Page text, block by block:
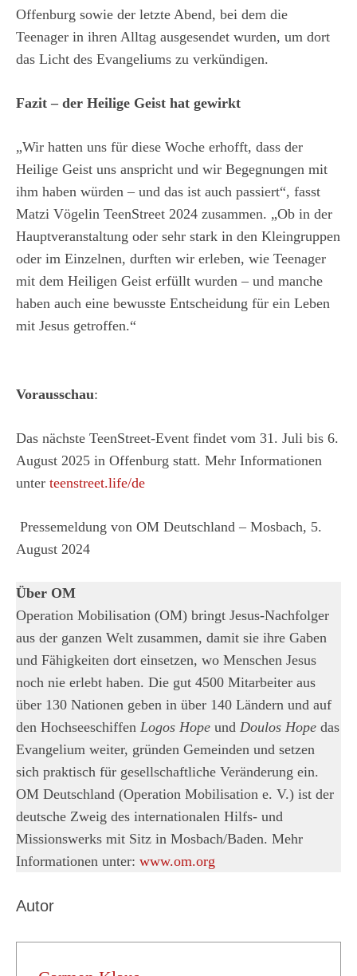
Offenburg sowie der letzte Abend, bei dem die
Teenager in ihren Alltag ausgesendet wurden, um dort
das Licht des Evangeliums zu verkündigen.
Fazit – der Heilige Geist hat gewirkt
„Wir hatten uns für diese Woche erhofft, dass der
Heilige Geist uns anspricht und wir Begegnungen mit
ihm haben würden – und das ist auch passiert“, fasst
Matzi Vögelin TeenStreet 2024 zusammen. „Ob in der
Hauptveranstaltung oder sehr stark in den Kleingruppen
oder im Einzelnen, durften wir erleben, wie Teenager
mit dem Heiligen Geist erfüllt wurden – und manche
haben auch eine bewusste Entscheidung für ein Leben
mit Jesus getroffen.“
Vorausschau:
Das nächste TeenStreet-Event findet vom 31. Juli bis 6.
August 2025 in Offenburg statt. Mehr Informationen
unter teenstreet.life/de
Pressemeldung von OM Deutschland – Mosbach, 5.
August 2024
Über OM
Operation Mobilisation (OM) bringt Jesus-Nachfolger
aus der ganzen Welt zusammen, damit sie ihre Gaben
und Fähigkeiten dort einsetzen, wo Menschen Jesus
noch nie erlebt haben. Die gut 4500 Mitarbeiter aus
über 130 Nationen geben in über 140 Ländern und auf
den Hochseeschiffen Logos Hope und Doulos Hope das
Evangelium weiter, gründen Gemeinden und setzen
sich praktisch für gesellschaftliche Veränderung ein.
OM Deutschland (Operation Mobilisation e. V.) ist der
deutsche Zweig des internationalen Hilfs- und
Missionswerks mit Sitz in Mosbach/Baden. Mehr
Informationen unter: www.om.org
Autor